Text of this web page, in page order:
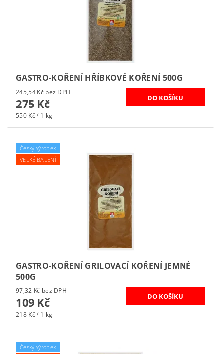
GASTRO-KOŘENÍ HŘÍBKOVÉ KOŘENÍ 500G
245,54 Kč bez DPH
275 Kč
550 Kč / 1 kg
Český výrobek
VELKÉ BALENÍ
GASTRO-KOŘENÍ GRILOVACÍ KOŘENÍ JEMNÉ
500G
97,32 Kč bez DPH
109 Kč
218 Kč / 1 kg
Český výrobek